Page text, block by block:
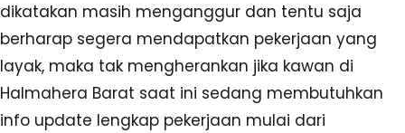
dikatakan masih menganggur dan tentu saja
berharap segera mendapatkan pekerjaan yang
layak, maka tak mengherankan jika kawan di
Halmahera Barat saat ini sedang membutuhkan
info update lengkap pekerjaan mulai dari